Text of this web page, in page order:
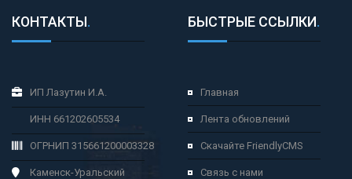
КОНТАКТЫ.
ИП Лазутин И.А.
ИНН 661202605534
ОГРНИП 315661200003328
Каменск-Уральский
БЫСТРЫЕ ССЫЛКИ.
Главная
Лента обновлений
Скачайте FriendlyCMS
Связь с нами